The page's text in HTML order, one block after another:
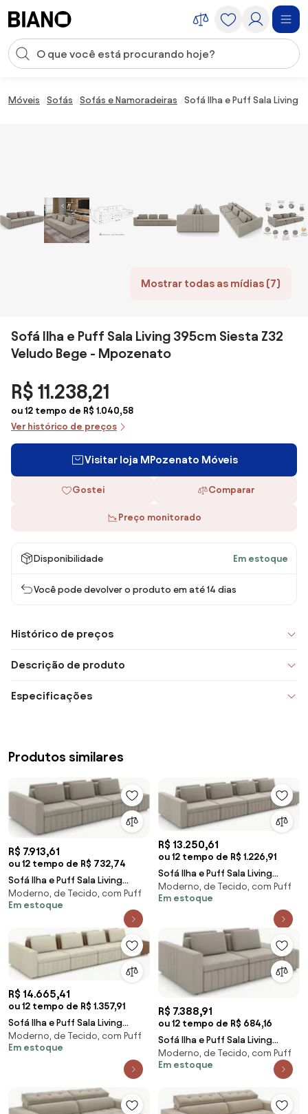
Entrada de pesquisa
Móveis Sofás Sofás e Namoradeiras Sofá Ilha e Puff Sala Living
Mostrar todas as mídias (7)
Sofá Ilha e Puff Sala Living 395cm Siesta Z32
Veludo Bege - Mpozenato
R$ 11.238,21
ou 12 tempo de R$ 1.040,58
Ver histórico de preços
Visitar loja MPozenato Móveis
Gostei Comparar
Preço monitorado
Disponibilidade Em estoque
Você pode devolver o produto em até 14 dias
Histórico de preços
Descrição de produto
Especificações
Produtos similares
R$ 7.913,61
ou 12 tempo de R$ 732,74
Sofá Ilha e Puff Sala Living
335cm Siesta M22 Veludo Bege
- Mpozenato
Moderno, de Tecido, com Puff
Em estoque
R$ 13.250,61
ou 12 tempo de R$ 1.226,91
Sofá Ilha e Puff Sala Living
425cm Siesta M22 Veludo Bege
- Mpozenato
Moderno, de Tecido, com Puff
Em estoque
R$ 14.665,41
ou 12 tempo de R$ 1.357,91
Sofá Ilha e Puff Sala Living
465cm Siesta M22 Linho
Cru/Marrom - Mpoze
Moderno, de Tecido, com Puff
Em estoque
R$ 7.388,91
ou 12 tempo de R$ 684,16
Sofá Ilha e Puff Sala Living
245cm Siesta Z32 Veludo Bege
- Mpozena
Moderno, de Tecido, com Puff
Em estoque